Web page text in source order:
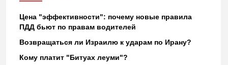
Цена "эффективности": почему новые правила
ПДД бьют по правам водителей
Возвращаться ли Израилю к ударам по Ирану?
Кому платит "Битуах леуми"?